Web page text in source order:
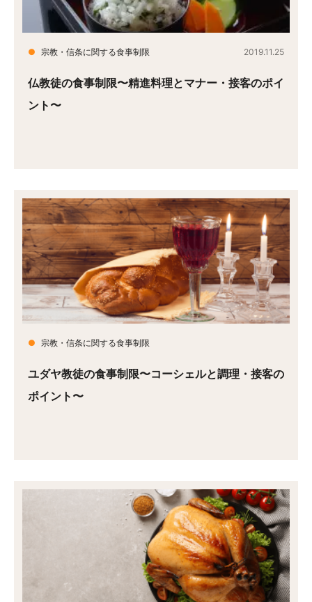
2019.11.25
● 宗教・信条に関する食事制限
仏教徒の食事制限〜精進料理とマナー・接客のポイ
ント〜
● 宗教・信条に関する食事制限
ユダヤ教徒の食事制限〜コーシェルと調理・接客の
ポイント〜